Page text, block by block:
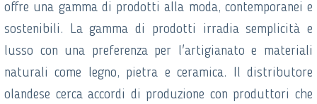
offre una gamma di prodotti alla moda, contemporanei e
sostenibili. La gamma di prodotti irradia semplicità e
lusso con una preferenza per l'artigianato e materiali
naturali come legno, pietra e ceramica. Il distributore
olandese cerca accordi di produzione con produttori che